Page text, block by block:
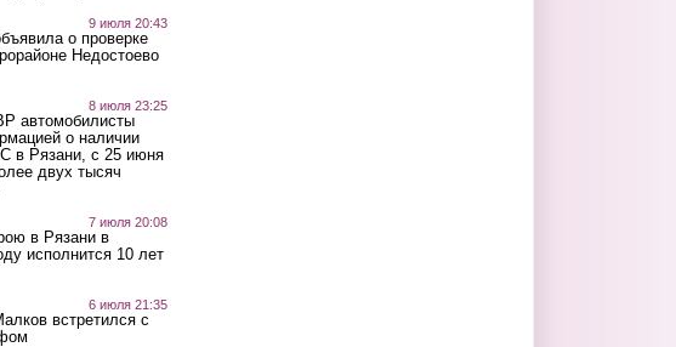
9 июля 20:43
о проверке
Недостоево
8 июля 23:25
автомобилисты
о наличии
в Рязани, с 25 июня
двух тысяч
7 июля 20:08
в Рязани в
исполнится 10 лет
6 июля 21:35
встретился с